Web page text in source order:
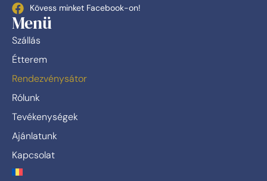
Kövess minket Facebook-on!
Menü
Szállás
Étterem
Rendezvénysátor
Rólunk
Tevékenységek
Ajánlatunk
Kapcsolat